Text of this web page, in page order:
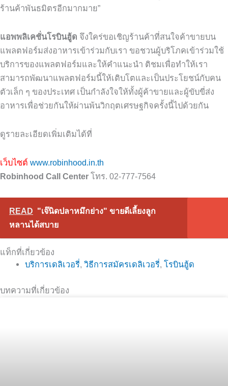
ร้านค้าพันธมิตรอีกมากมาย”
แอพพลิเคชั่นโรบินฮู้ด จึงใคร่ขอเชิญร้านค้าที่สนใจค้าขายบน
แพลตฟอร์มส่งอาหารเข้าร่วมกับเรา ขอชวนผู้บริโภคเข้าร่วมใช้
บริการของแพลตฟอร์มและให้คำแนะนำ ติชมเพื่อทำให้เรา
สามารถพัฒนาแพลตฟอร์มนี้ให้เติบโตและเป็นประโยชน์กับคน
ตัวเล็ก ๆ ของประเทศ เป็นกำลังใจให้ทั้งผู้ค้าขายและผู้ขับขี่ส่ง
อาหารเพื่อช่วยกันให้ผ่านพ้นวิกฤตเศรษฐกิจครั้งนี้ไปด้วยกัน
ดูรายละเอียดเพิ่มเติมได้ที่
เว็บไซต์ www.robinhood.in.th
Robinhood Call Center โทร. 02-777-7564
READ "เจ๊นิดปลาหมึกย่าง" ขายดีเลี้ยงลูก
หลานได้สบาย
แท็กที่เกี่ยวข้อง
บริการเดลิเวอรี่,วิธีการสมัครเดลิเวอรี่,โรบินฮู้ด
บทความที่เกี่ยวข้อง